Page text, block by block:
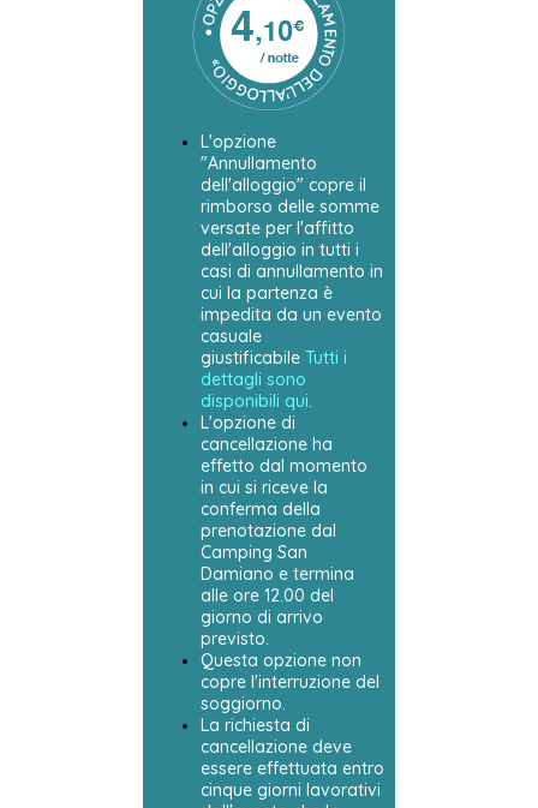
L'opzione
"Annullamento
dell'alloggio" copre il
rimborso delle somme
versate per l'affitto
dell'alloggio in tutti i
casi di annullamento in
cui la partenza è
impedita da un evento
casuale
giustificabileTutti i
dettagli sono
disponibili qui.
L'opzione di
cancellazione ha
effetto dal momento
in cui si riceve la
conferma della
prenotazione dal
Camping San
Damiano e termina
alle ore 12.00 del
giorno di arrivo
previsto.
Questa opzione non
copre l'interruzione del
soggiorno.
La richiesta di
cancellazione deve
essere effettuata entro
cinque giorni lavorativi